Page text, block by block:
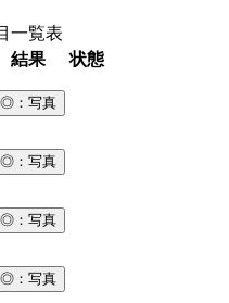
一覧表
結果 状態
◎ ：写真
◎ ：写真
◎ ：写真
◎ ：写真